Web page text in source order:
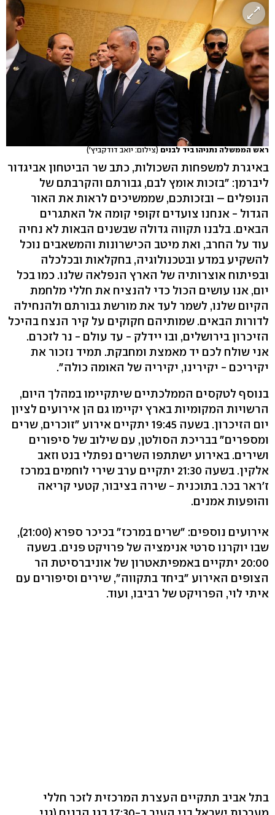
ראש הממשלה נתניהו ביד לבנים (צילום: יואב דודקביץ')
באיגרת למשפחות השכולות, כתב שר הביטחון אביגדור
ליברמן: "בזכות אומץ לבם, גבורתם והקרבתם של
הנופלים – ובזכותכם, שממשיכים לראות את האור
הגדול - אנחנו צועדים זקופי קומה אל האתגרים
הבאים. בלבנו תקווה גדולה שבשנים הבאות לא נחיה
עוד על החרב, ואת מיטב הכישרונות והמשאבים נוכל
להשקיע במדע ובטכנולוגיה, בחקלאות ובכלכלה
ובפיתוח אוצרותיה של הארץ הנפלאה שלנו. כמו בכל
יום, אנו עושים הכול כדי להנציח את חללי מלחמת
הקיום שלנו, לשמר לעד את מורשת גבורתם ולהנחילה
לדורות הבאים. שמותיהם חקוקים על קיר הנצח בהיכל
הזיכרון בירושלים, ובו יידלק - עד עולם - נר לזכרם.
אני שולח לכם יד מאמצת ומחבקת. תמיד נזכור את
יקיריכם - יקירינו, יקיריה של האומה כולה".
בנוסף לטקסים הממלכתיים שיתקיימו במהלך היום,
הרשויות המקומיות בארץ יקיימו גם הן אירועים לציון
יום הזיכרון. בשעה 19:45 יתקיים אירוע "זוכרים, שרים
ומספרים" בבריכת הסולטן, עם שילוב של סיפורים
ושירים. באירוע ישתתפו השרים נפתלי בנט וזאב
אלקין. בשעה 21:30 יתקיים ערב שירי לוחמים במרכז
ז'ראר בכר. בתוכנית - שירה בציבור, קטעי קריאה
והופעות אמנים.
אירועים נוספים: "שרים במרכז" בכיכר ספרא (21:00),
שבו יוקרנו סרטי אנימציה של פרויקט פנים. בשעה
20:00 יתקיים באמפיתאטרון של אוניברסיטת הר
הצופים האירוע "ביחד בתקווה", שירים וסיפורים עם
איתי לוי, הפרויקט של רביבו, ועוד.
בתל אביב תתקיים העצרת המרכזית לזכר חללי